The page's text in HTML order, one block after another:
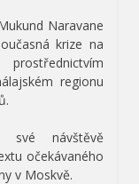
Naravane
krize na
regionu
své návštěvě
očekávaného
v Moskvě.